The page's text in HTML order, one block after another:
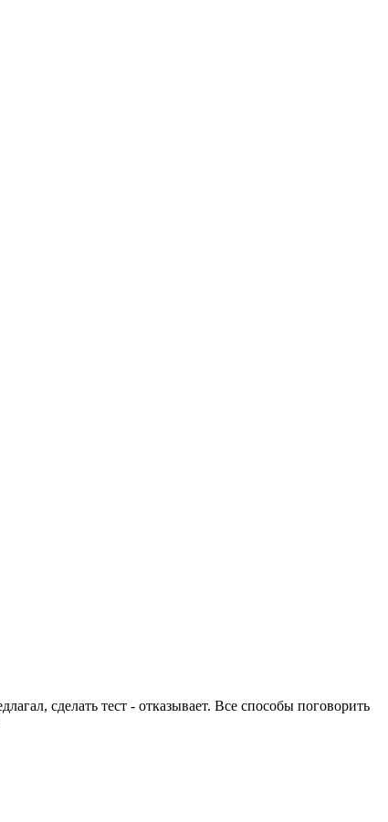
сделать тест - отказывает. Все способы поговорить